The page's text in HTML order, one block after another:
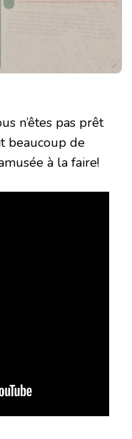
n’êtes pas prêt
beaucoup de
à la faire!